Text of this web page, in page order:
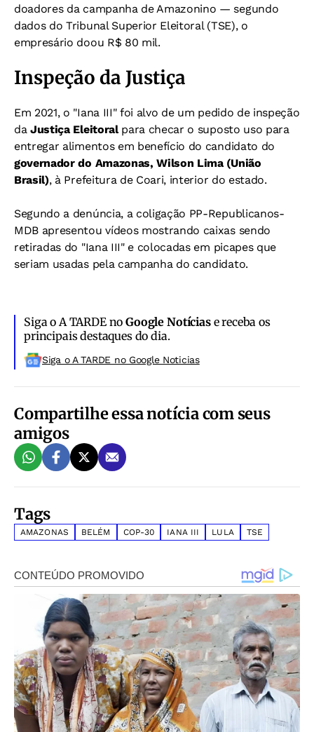
doadores da campanha de Amazonino — segundo
dados do Tribunal Superior Eleitoral (TSE), o
empresário doou R$ 80 mil.
Inspeção da Justiça
Em 2021, o "Iana III" foi alvo de um pedido de inspeção
daJustiça Eleitoralpara checar o suposto uso para
entregar alimentos em benefício do candidato do
governador do Amazonas, Wilson Lima (União
Brasil), à Prefeitura de Coari, interior do estado.
Segundo a denúncia, a coligação PP-Republicanos-
MDB apresentou vídeos mostrando caixas sendo
retiradas do "Iana III" e colocadas em picapes que
seriam usadas pela campanha do candidato.
Siga o A TARDE noGoogle Notíciase receba os
principais destaques do dia.
Siga o A TARDE no Google Noticias
Compartilhe essa notícia com seus
amigos
Tags
AMAZONAS BELÉM COP-30 IANA III LULA TSE